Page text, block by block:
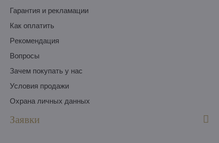
Гарантия и рекламации
Как оплатить
Pекомендация
Вопросы
Зачем покупать у нас
Условия продажи
Охрана личных данных
Заявки